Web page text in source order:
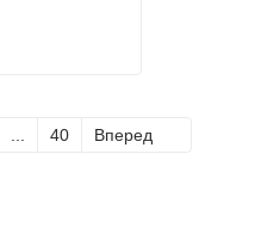
40 Вперед